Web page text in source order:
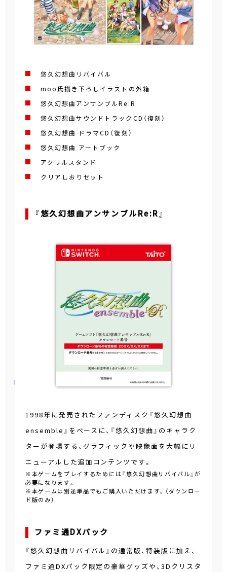
悠久幻想曲リバイバル
moo氏描き下ろしイラストの外箱
悠久幻想曲アンサンブルRe:R
悠久幻想曲サウンドトラックCD（復刻）
悠久幻想曲 ドラマCD（復刻）
悠久幻想曲 アートブック
アクリルスタンド
クリアしおりセット
『悠久幻想曲アンサンブルRe:R』
1998年に発売されたファンディスク『悠久幻想曲
ensemble』をベースに、『悠久幻想曲』のキャラク
ターが登場する、グラフィックや映像面を大幅にリ
ニューアルした追加コンテンツです。
※本ゲームをプレイするためには『悠久幻想曲リバイバル』が
必要になります。
※本ゲームは別途単品でもご購入いただけます。（ダウンロー
ド版のみ）
ファミ通DXパック
『悠久幻想曲リバイバル』の通常版、特装版に加え、
ファミ通DXパック限定の豪華グッズや、3Dクリスタ